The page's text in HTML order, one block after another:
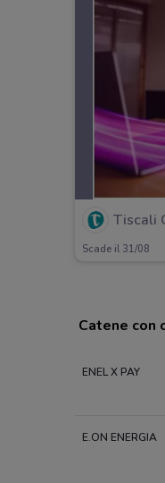
Tiscali
Scade il 31/08
Catene con
ENEL X PAY
E.ON ENERGIA